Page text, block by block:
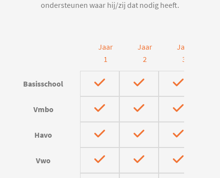
ondersteunen waar hij/zij dat nodig heeft.
Jaar
1
Jaar
2
Jaar
3
Basisschool
Vmbo
Havo
Vwo